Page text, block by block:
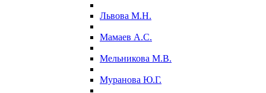
Львова М.Н.
Мамаев А.С.
Мельникова М.В.
Муранова Ю.Г.